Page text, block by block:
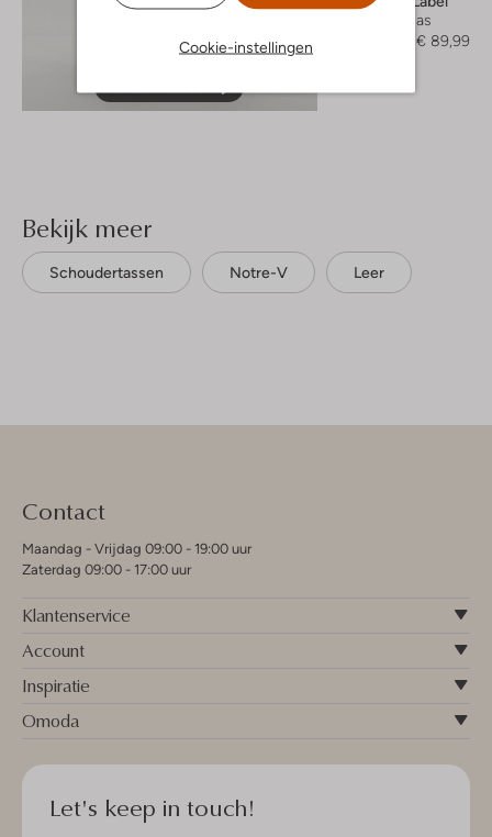
Cookie-instellingen
Faux fur jas
€ 89,99
Bekijk meer
Schoudertassen Notre-V Leer
Contact
Maandag - Vrijdag 09:00 - 19:00 uur
Zaterdag 09:00 - 17:00 uur
Klantenservice
Account
Inspiratie
Omoda
Let's keep in touch!